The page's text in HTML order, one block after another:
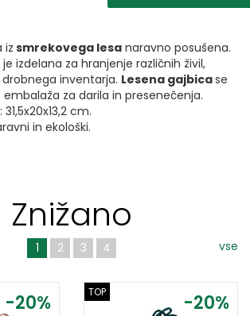
iz smrekovega lesa naravno posušena.
izdelana za hranjenje različnih živil,
drobnega inventarja. Lesena gajbicase
za darila in presenečenja.
cm.
in ekološki.
Znižano
vse
1 2 3 4
-20% -20%
TOP